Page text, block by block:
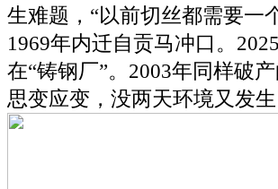
生难题，“以前切丝都需要一
1969年内迁自贡马冲口。
在“铸钢厂”。2003年同样破
思变应变，没两天环境又发生